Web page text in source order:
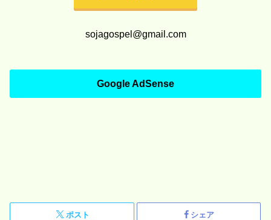
sojagospel@gmail.com
Google AdSense
ポスト シェア